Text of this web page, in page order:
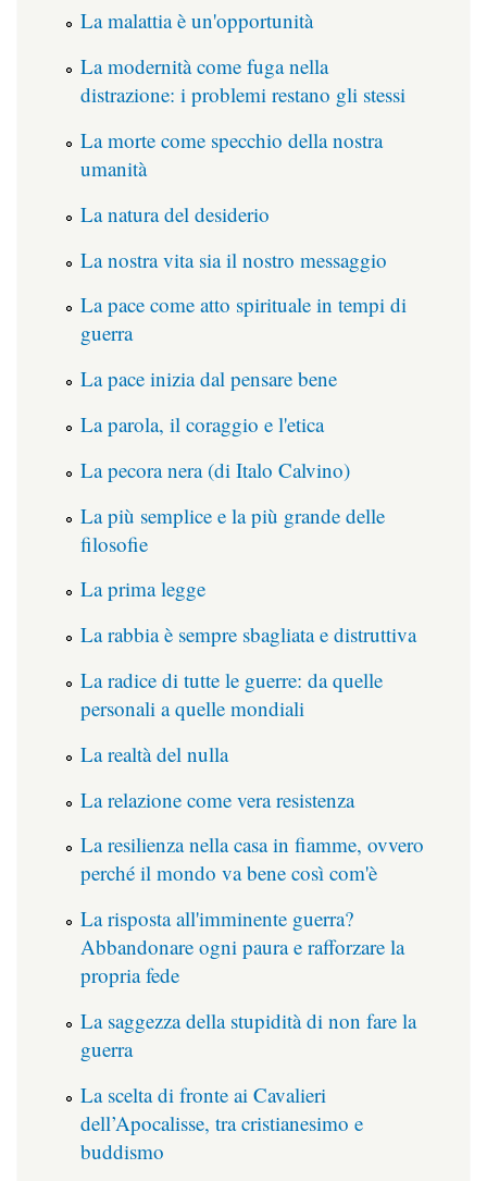
La malattia è un'opportunità
La modernità come fuga nella
distrazione: i problemi restano gli stessi
La morte come specchio della nostra
umanità
La natura del desiderio
La nostra vita sia il nostro messaggio
La pace come atto spirituale in tempi di
guerra
La pace inizia dal pensare bene
La parola, il coraggio e l'etica
La pecora nera (di Italo Calvino)
La più semplice e la più grande delle
filosofie
La prima legge
La rabbia è sempre sbagliata e distruttiva
La radice di tutte le guerre: da quelle
personali a quelle mondiali
La realtà del nulla
La relazione come vera resistenza
La resilienza nella casa in fiamme, ovvero
perché il mondo va bene così com'è
La risposta all'imminente guerra?
Abbandonare ogni paura e rafforzare la
propria fede
La saggezza della stupidità di non fare la
guerra
La scelta di fronte ai Cavalieri
dell’Apocalisse, tra cristianesimo e
buddismo